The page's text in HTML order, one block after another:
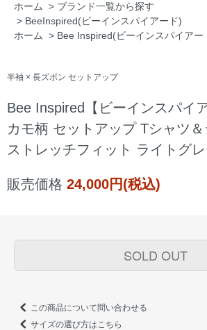
ホーム
> ブランド一覧から探す
> BeeInspired(ビーインスパイアード)
ホーム
> Bee Inspired(ビーインスパイアー
半袖 × 長ズボン セットアップ
Bee Inspired【ビーインスパイ
カモ柄 セットアップ Tシャツ
ストレッチフィット ライトグ
販売価格 24,000円(税込)
SOLD OUT
この商品について問い合わせる
サイズの選び方はこちら